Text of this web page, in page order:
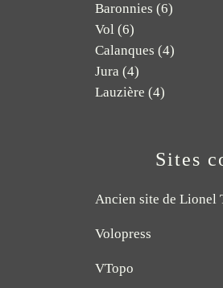
Baronnies (6)
Vol (6)
Calanques (4)
Jura (4)
Lauzière (4)
Sites
Ancien site de Lionel
Volopress
VTopo